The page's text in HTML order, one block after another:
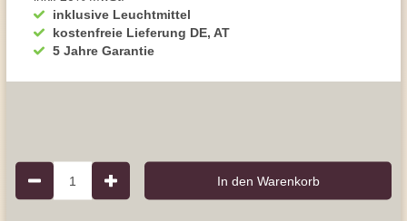
inklusive Leuchtmittel
kostenfreie Lieferung DE, AT
5 Jahre Garantie
1 In den Warenkorb